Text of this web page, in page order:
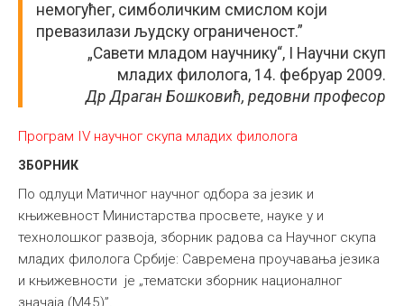
немогућег, симболичким смислом који
превазилази људску ограниченост.”
„Савети младом научнику“, I Научни скуп
младих филолога, 14. фебруар 2009.
Др Драган Бошковић, редовни професор
Програм IV научног скупа младих филолога
ЗБОРНИК
По одлуци Матичног научног одбора за језик и
књижевност Министарства просвете, науке у и
технолошког развоја, зборник радова са Научног скупа
младих филолога Србије: Савремена проучавања језика
и књижевности је „тематски зборник националног